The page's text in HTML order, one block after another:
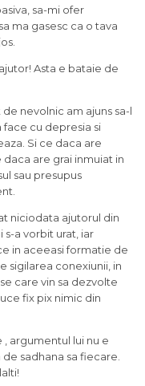
sa-mi ofer
ma gasesc ca o tava
Asta e bataie de
nevolnic am ajuns sa-l
face cu depresia si
Si ce daca are
are grai inmuiat in
sau presupus
niciodata ajutorul din
s-a vorbit urat, iar
in aceeasi formatie de
sigilarea conexiunii, in
care vin sa dezvolte
fix pix nimic din
argumentul lui nu e
sadhana sa fiecare.